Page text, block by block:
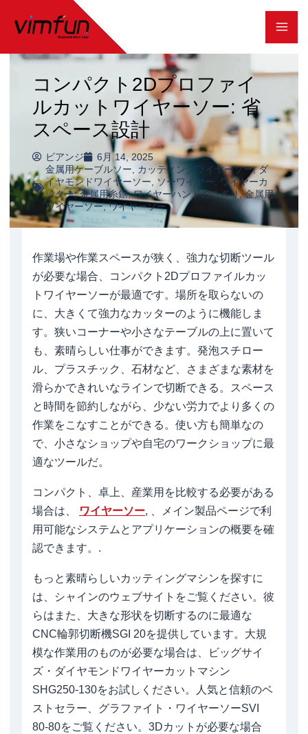
テ
キ
ッ
プ
コンパクト2Dプロファイ
ルカットワイヤーソー: 省
スペース設計
ビアンジ
6月 14, 2025
金属用ケーブルソー, カッティングワイヤーソー,ダ
イヤモンドワイヤーソー, ソーワイヤー, ワイヤーカ
ッター,金属用糸鋸,ワイヤーハンドのこぎり,金属用
ワイヤーソー,ワイヤーソー
作業場や作業スペースが狭く、強力な切断ツール
が必要な場合、コンパクト2Dプロファイルカッ
トワイヤーソーが最適です。場所を取らないの
に、大きくて強力なカッターのように機能しま
す。狭いコーナーや小さなテーブルの上に置いて
も、素晴らしい仕事ができます。発泡スチロー
ル、プラスチック、石材など、さまざまな素材を
滑らかできれいなラインで切断できる。スペース
と時間を節約しながら、少ない労力でより多くの
作業をこなすことができる。使い方も簡単なの
で、小さなショップや自宅のワークショップに最
適なツールだ。
コンパクト、卓上、産業用を比較する必要がある
場合は、
ワイヤーソー, 、メイン製品ページで利
用可能なシステムとアプリケーションの概要を確
認できます。.
もっと素晴らしいカッティングマシンを探すに
は、シャインのウェブサイトをご覧ください。彼
らはまた、大きな形状を切断するのに最適な
CNC輪郭切断機SGI 20を提供しています。大規
模な作業用のものが必要な場合は、ビッグサイ
ズ・ダイヤモンドワイヤーカットマシン
SHG250-130をお試しください。人気と信頼のベ
ストセラー、グラファイト・ワイヤーソーSVI
80-80をご覧ください。3Dカットが必要な場合